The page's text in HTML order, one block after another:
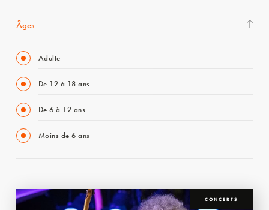
Âges
Adulte
De 12 à 18 ans
De 6 à 12 ans
Moins de 6 ans
CONCERTS